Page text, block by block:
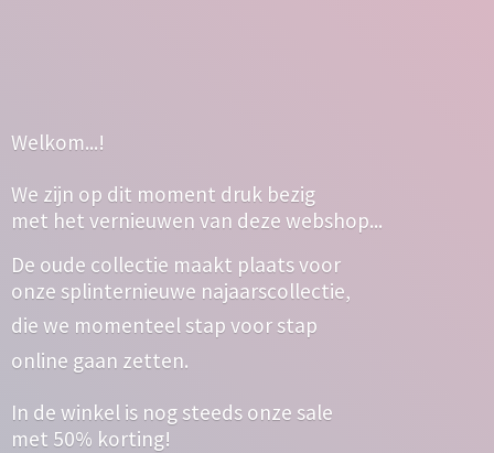
Welkom...!
We zijn op dit moment druk bezig
met het vernieuwen van deze webshop...
De oude collectie maakt plaats voor
onze splinternieuwe najaarscollectie,
die we momenteel stap voor stap
online gaan zetten.
In de winkel is nog steeds onze sale
met 50% korting!